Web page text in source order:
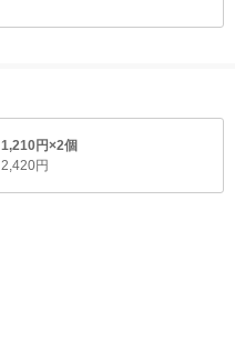
1,210円×2個
2,420円